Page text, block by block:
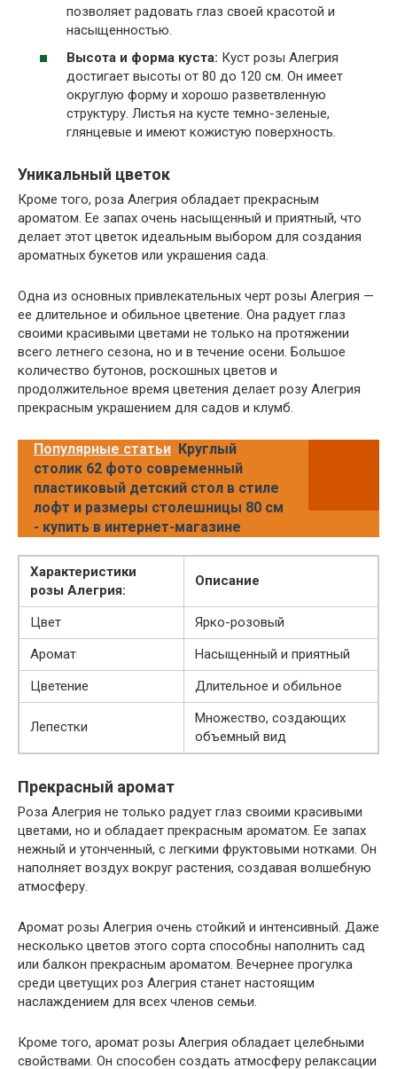
позволяет радовать глаз своей красотой и
насыщенностью.
Высота и форма куста: Куст розы Алегрия
достигает высоты от 80 до 120 см. Он имеет
округлую форму и хорошо разветвленную
структуру. Листья на кусте темно-зеленые,
глянцевые и имеют кожистую поверхность.
Уникальный цветок
Кроме того, роза Алегрия обладает прекрасным
ароматом. Ее запах очень насыщенный и приятный, что
делает этот цветок идеальным выбором для создания
ароматных букетов или украшения сада.
Одна из основных привлекательных черт розы Алегрия —
ее длительное и обильное цветение. Она радует глаз
своими красивыми цветами не только на протяжении
всего летнего сезона, но и в течение осени. Большое
количество бутонов, роскошных цветов и
продолжительное время цветения делает розу Алегрия
прекрасным украшением для садов и клумб.
Популярные статьи Круглый
столик 62 фото современный
пластиковый детский стол в стиле
лофт и размеры столешницы 80 см
- купить в интернет-магазине
Характеристики
розы Алегрия:
Описание
Цвет
Ярко-розовый
Аромат
Насыщенный и приятный
Цветение
Длительное и обильное
Лепестки
Множество, создающих
объемный вид
Прекрасный аромат
Роза Алегрия не только радует глаз своими красивыми
цветами, но и обладает прекрасным ароматом. Ее запах
нежный и утонченный, с легкими фруктовыми нотками. Он
наполняет воздух вокруг растения, создавая волшебную
атмосферу.
Аромат розы Алегрия очень стойкий и интенсивный. Даже
несколько цветов этого сорта способны наполнить сад
или балкон прекрасным ароматом. Вечернее прогулка
среди цветущих роз Алегрия станет настоящим
наслаждением для всех членов семьи.
Кроме того, аромат розы Алегрия обладает целебными
свойствами. Он способен создать атмосферу релаксации